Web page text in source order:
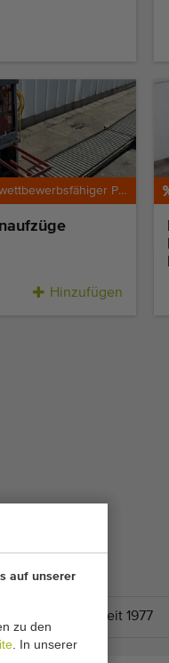
auf unserer
zu den
. In unserer
Besonders wettbewerbsfähiger Preis
Hinzufügen
Seit 1977